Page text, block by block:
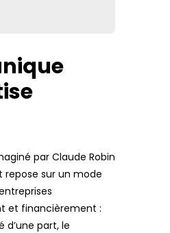
par Claude Robin
sur un mode
et financièrement :
part, le